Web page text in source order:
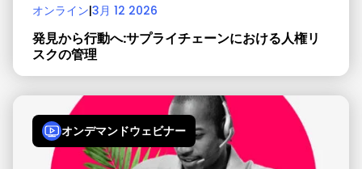
オンライン|3月 12 2026
発見から行動へ:サプライチェーンにおける人権リ
スクの管理
オンデマンドウェビナー